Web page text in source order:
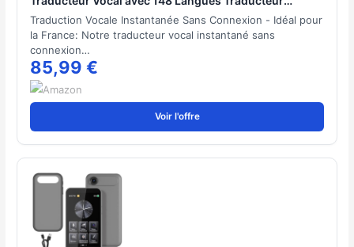
Simultané Traducteur Vocal Instantané sans
Connexion avec Français Translator de Photos pour
Voyages, Affaires
Traduction Vocale Instantanée Sans Connexion - Idéal pour
la France: Notre traducteur vocal instantané sans
connexion…
85,99 €
Voir l'offre